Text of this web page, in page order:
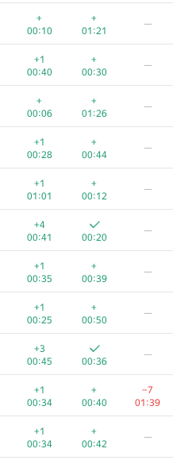
+
00:10
+
01:21
—
+1
00:40
+
00:30
—
+
00:06
+
01:26
—
+1
00:28
+
00:44
—
+1
01:01
+
00:12
—
+4
00:41
00:20
—
+1
00:35
+
00:39
—
+1
00:25
+
00:50
—
+3
00:45
00:36
—
+1
00:34
+
00:40
−7
01:39
+1
00:34
+
00:42
—
765/ 2712 587 / 1000 /523
+1
00:25
00:36
01:39
00:10
00:51
+2
00:42
00:46
01:34
+2
00:17
00:24
+2
00:17
00:24
01:09 01:31
+2
00:13
00:29
01:22
+
00:06
+1
00:57
00:09
00:53
—
00:10
01:12